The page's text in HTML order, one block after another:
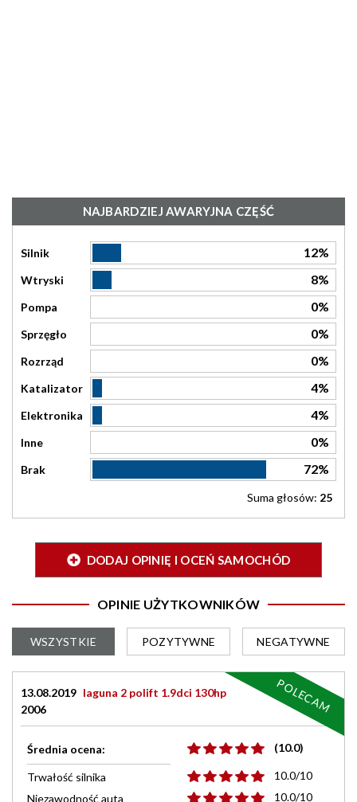
NAJBARDZIEJ AWARYJNA CZĘŚĆ
Silnik 12%
Wtryski 8%
Pompa 0%
Sprzęgło 0%
Rozrząd 0%
Katalizator 4%
Elektronika 4%
Inne 0%
Brak 72%
Suma głosów: 25
DODAJ OPINIĘ I OCEŃ SAMOCHÓD
OPINIE UŻYTKOWNIKÓW
WSZYSTKIE POZYTYWNE NEGATYWNE
13.08.2019 laguna 2 polift 1.9dci 130hp
2006
Średnia ocena: (10.0)
Trwałość silnika
10.0/10
Niezawodność auta
10.0/10
POLECAM